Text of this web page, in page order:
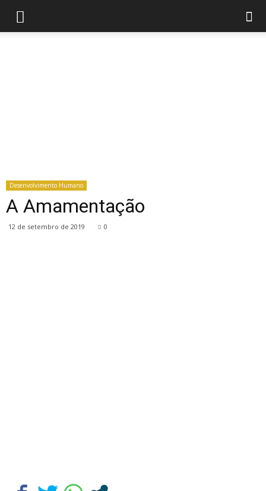
Desenvolvimento Humano
A Amamentação
12 de setembro de 2019 0